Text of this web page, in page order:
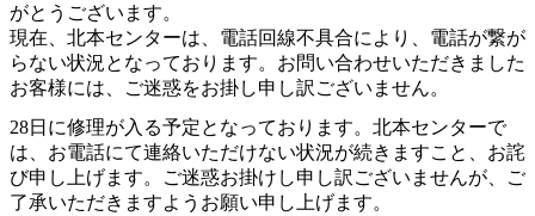
がとうございます。
現在、北本センターは、電話回線不具合により、電話が繋が
らない状況となっております。お問い合わせいただきました
お客様には、ご迷惑をお掛し申し訳ございません。
28日に修理が入る予定となっております。北本センターで
は、お電話にて連絡いただけない状況が続きますこと、お詫
び申し上げます。ご迷惑お掛けし申し訳ございませんが、ご
了承いただきますようお願い申し上げます。